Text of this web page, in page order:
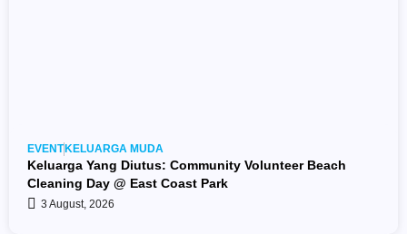
EVENT KELUARGA MUDA
Keluarga Yang Diutus: Community Volunteer Beach
Cleaning Day @ East Coast Park
3 August, 2026